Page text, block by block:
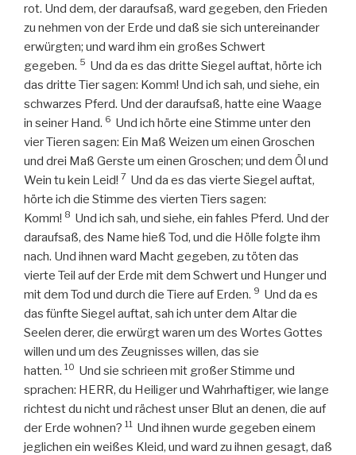
rot. Und dem, der daraufsaß, ward gegeben, den Frieden
zu nehmen von der Erde und daß sie sich untereinander
erwürgten; und ward ihm ein großes Schwert
gegeben. 5 Und da es das dritte Siegel auftat, hörte ich
das dritte Tier sagen: Komm! Und ich sah, und siehe, ein
schwarzes Pferd. Und der daraufsaß, hatte eine Waage
in seiner Hand. 6 Und ich hörte eine Stimme unter den
vier Tieren sagen: Ein Maß Weizen um einen Groschen
und drei Maß Gerste um einen Groschen; und dem Öl und
Wein tu kein Leid! 7 Und da es das vierte Siegel auftat,
hörte ich die Stimme des vierten Tiers sagen:
Komm! 8 Und ich sah, und siehe, ein fahles Pferd. Und der
daraufsaß, des Name hieß Tod, und die Hölle folgte ihm
nach. Und ihnen ward Macht gegeben, zu töten das
vierte Teil auf der Erde mit dem Schwert und Hunger und
mit dem Tod und durch die Tiere auf Erden. 9 Und da es
das fünfte Siegel auftat, sah ich unter dem Altar die
Seelen derer, die erwürgt waren um des Wortes Gottes
willen und um des Zeugnisses willen, das sie
hatten. 10 Und sie schrieen mit großer Stimme und
sprachen: HERR, du Heiliger und Wahrhaftiger, wie lange
richtest du nicht und rächest unser Blut an denen, die auf
der Erde wohnen? 11 Und ihnen wurde gegeben einem
jeglichen ein weißes Kleid, und ward zu ihnen gesagt, daß